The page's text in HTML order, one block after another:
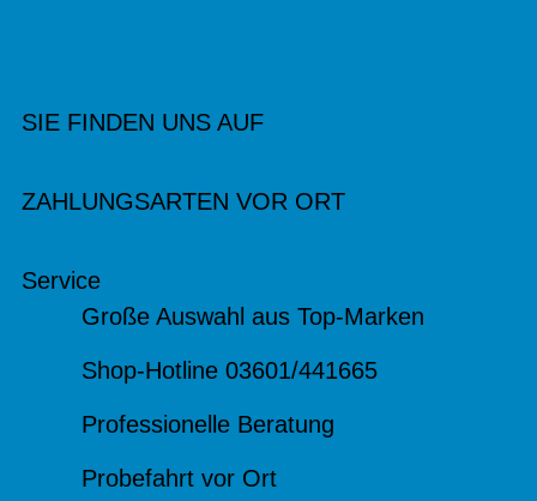
SIE FINDEN UNS AUF
ZAHLUNGSARTEN VOR ORT
Service
Große Auswahl aus Top-Marken
Shop-Hotline 03601/441665
Professionelle Beratung
Probefahrt vor Ort